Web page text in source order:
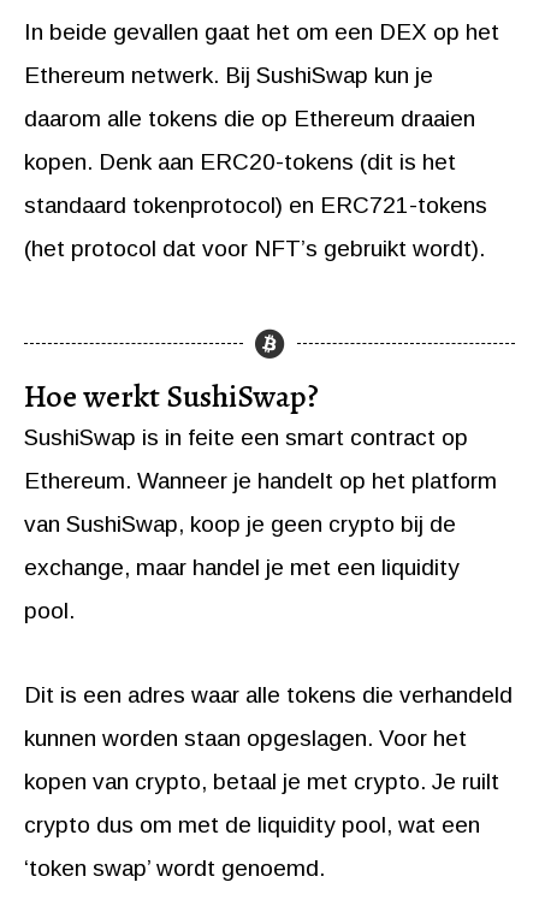
In beide gevallen gaat het om een DEX op het
Ethereum netwerk. Bij SushiSwap kun je
daarom alle tokens die op Ethereum draaien
kopen. Denk aan ERC20-tokens (dit is het
standaard tokenprotocol) en ERC721-tokens
(het protocol dat voor NFT’s gebruikt wordt).
Hoe werkt SushiSwap?
SushiSwap is in feite een smart contract op
Ethereum. Wanneer je handelt op het platform
van SushiSwap, koop je geen crypto bij de
exchange, maar handel je met een liquidity
pool.
Dit is een adres waar alle tokens die verhandeld
kunnen worden staan opgeslagen. Voor het
kopen van crypto, betaal je met crypto. Je ruilt
crypto dus om met de liquidity pool, wat een
‘token swap’ wordt genoemd.